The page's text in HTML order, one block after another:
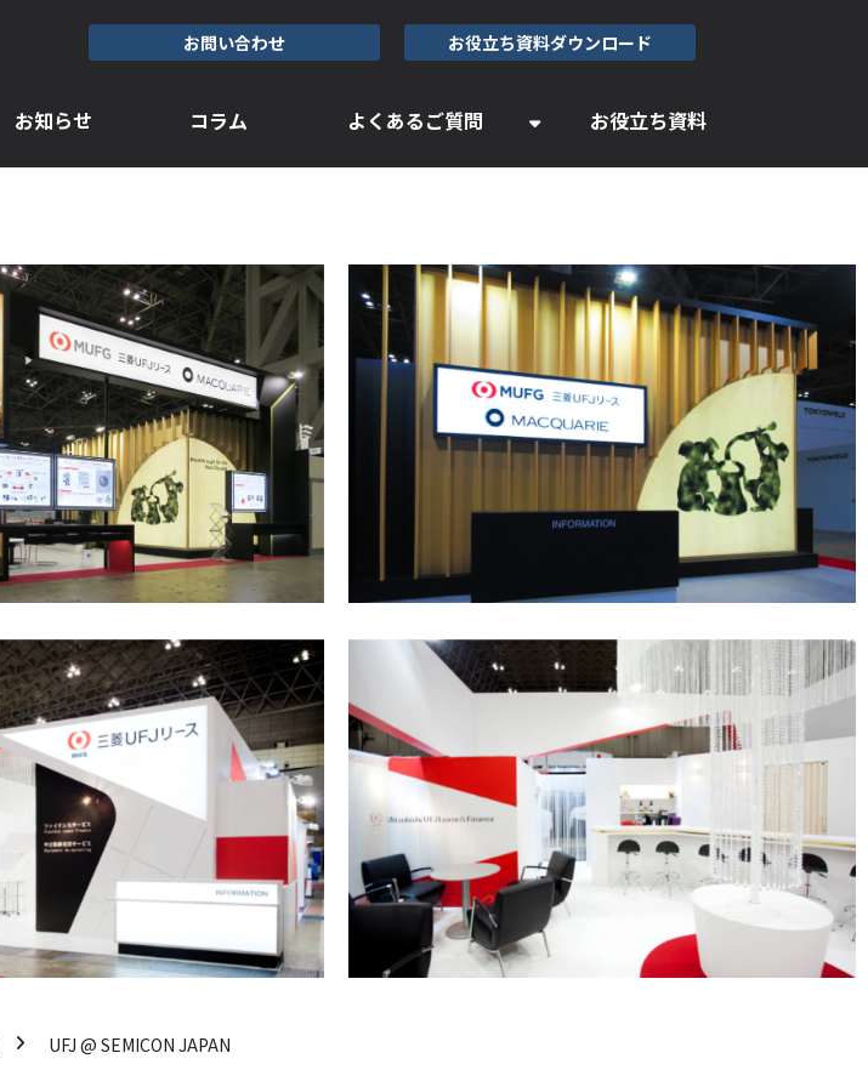
お問い合わせ お役立ち資料ダウンロード
お知らせ コラム よくあるご質問 お役立ち資料
UFJ @ SEMICON JAPAN